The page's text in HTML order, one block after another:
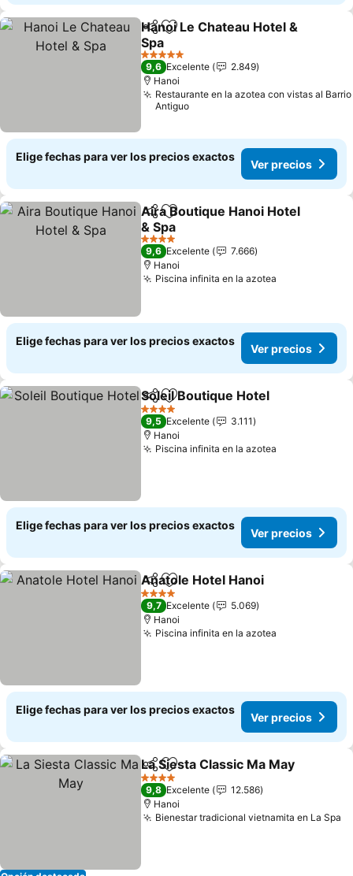
CompartirAgregar a favoritos
Hanoi Le Chateau Hotel &
Spa
Ver precios
5 Estrellas
9,6 Excelente
2.849
Hanoi
Restaurante en la azotea con vistas al Barrio
Antiguo
Elige fechas para ver los precios exactos
Ver precios
CompartirAgregar a favoritos
Aira Boutique Hanoi Hotel
& Spa
Ver precios
4 Estrellas
9,6 Excelente
7.666
Hanoi
Piscina infinita en la azotea
Elige fechas para ver los precios exactos
Ver precios
CompartirAgregar a favoritos
Soleil Boutique Hotel
4 Estrellas
9,5 Excelente
3.111
Hanoi
Piscina infinita en la azotea
Elige fechas para ver los precios exactos
Ver precios
CompartirAgregar a favoritos
Anatole Hotel Hanoi
4 Estrellas
9,7 Excelente
5.069
Hanoi
Piscina infinita en la azotea
Elige fechas para ver los precios exactos
Ver precios
CompartirAgregar a favoritos
La Siesta Classic Ma May
4 Estrellas
9,8 Excelente
12.586
Hanoi
Bienestar tradicional vietnamita en La Spa